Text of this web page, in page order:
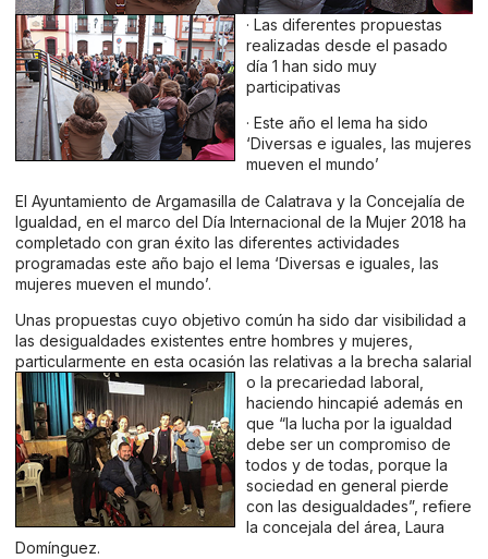
· Las diferentes propuestas
realizadas desde el pasado
día 1 han sido muy
participativas
· Este año el lema ha sido
‘Diversas e iguales, las mujeres
mueven el mundo’
El Ayuntamiento de Argamasilla de Calatrava y la Concejalía de
Igualdad, en el marco del Día Internacional de la Mujer 2018 ha
completado con gran éxito las diferentes actividades
programadas este año bajo el lema ‘Diversas e iguales, las
mujeres mueven el mundo’.
Unas propuestas cuyo objetivo común ha sido dar visibilidad a
las desigualdades existentes entre hombres y mujeres,
particularmente en esta ocasión las relativas a la brecha salarial
o la precariedad laboral,
haciendo hincapié además en
que “la lucha por la igualdad
debe ser un compromiso de
todos y de todas, porque la
sociedad en general pierde
con las desigualdades”, refiere
la concejala del área, Laura
Domínguez.